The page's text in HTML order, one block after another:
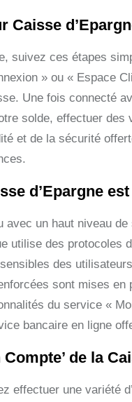
Caisse
suivez ces étapes
» ou « Espace
Une fois connecté
solde, effectuer
et de la sécurité
d’Epargne
avec un haut niveau
utilise des protocoles
des
sont mises en
du service «
bancaire en ligne
de la
effectuer une variété